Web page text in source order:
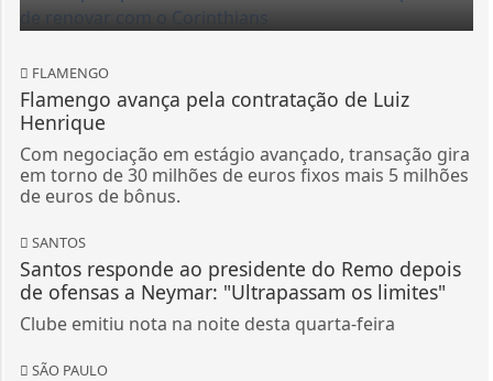
FLAMENGO
Flamengo avança pela contratação de Luiz
Henrique
Com negociação em estágio avançado, transação gira
em torno de 30 milhões de euros fixos mais 5 milhões
de euros de bônus.
SANTOS
Santos responde ao presidente do Remo depois
de ofensas a Neymar: "Ultrapassam os limites"
Clube emitiu nota na noite desta quarta-feira
SÃO PAULO